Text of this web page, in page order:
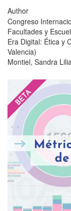
Author
Congreso
Facultades y
Era Digital: Ética y
Valencia)
Montiel, Sandra